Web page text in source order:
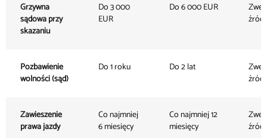
Grzywna
sądowa przy
skazaniu
Do 3 000
EUR
Do 6 000 EUR
Pozbawienie
wolności (sąd)
Do 1 roku Do 2 lat
Zawieszenie
prawa jazdy
Co najmniej
6 miesięcy
Co najmniej 12
miesięcy